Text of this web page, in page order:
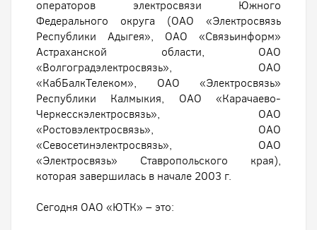
операторов электросвязи Южного
Федерального округа (ОАО «Электросвязь
Республики Адыгея», ОАО «Связьинформ»
Астраханской области, ОАО
«Волгоградэлектросвязь», ОАО
«КабБалкТелеком», ОАО «Электросвязь»
Республики Калмыкия, ОАО «Карачаево-
Черкесскэлектросвязь», ОАО
«Ростовэлектросвязь», ОАО
«Севосетинэлектросвязь», ОАО
«Электросвязь» Ставропольского края),
которая завершилась в начале 2003 г.
Сегодня ОАО «ЮТК» – это: